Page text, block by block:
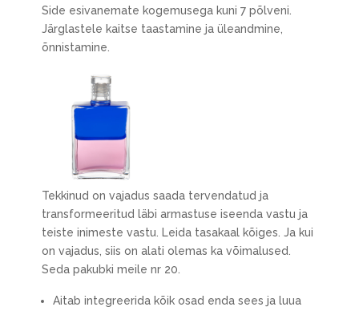
Side esivanemate kogemusega kuni 7 põlveni.
Järglastele kaitse taastamine ja üleandmine,
õnnistamine.
Tekkinud on vajadus saada tervendatud ja
transformeeritud läbi armastuse iseenda vastu ja
teiste inimeste vastu. Leida tasakaal kõiges. Ja kui
on vajadus, siis on alati olemas ka võimalused.
Seda pakubki meile nr 20.
Aitab integreerida kõik osad enda sees ja luua